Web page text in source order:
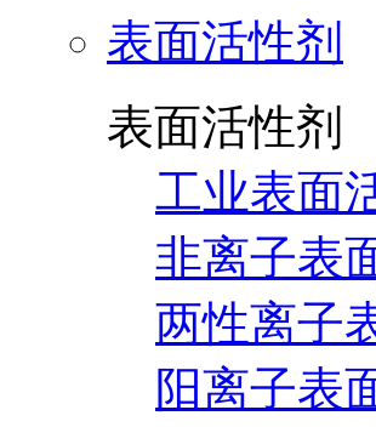
表面活性剂
表面活性剂
工业表面
非离子表
两性离子
阳离子表